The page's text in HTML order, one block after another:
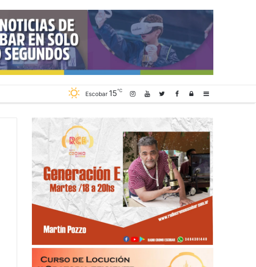
Sidebar
Log
Escobar 15℃